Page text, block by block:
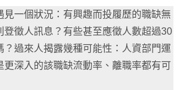
見一個狀況：有興趣而投履歷的職缺無
登徵人訊息？有些甚至應徵人數超過30
？過來人揭露幾種可能性：人資部門運
更深入的該職缺流動率、離職率都有可